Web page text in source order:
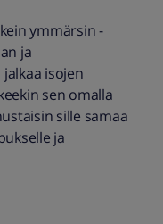
ymmärsin -
ja
isojen
sen omalla
sille samaa
ja